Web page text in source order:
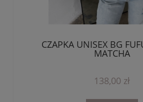
CZAPKA UNISEX BG
MATCHA
138,00 zł